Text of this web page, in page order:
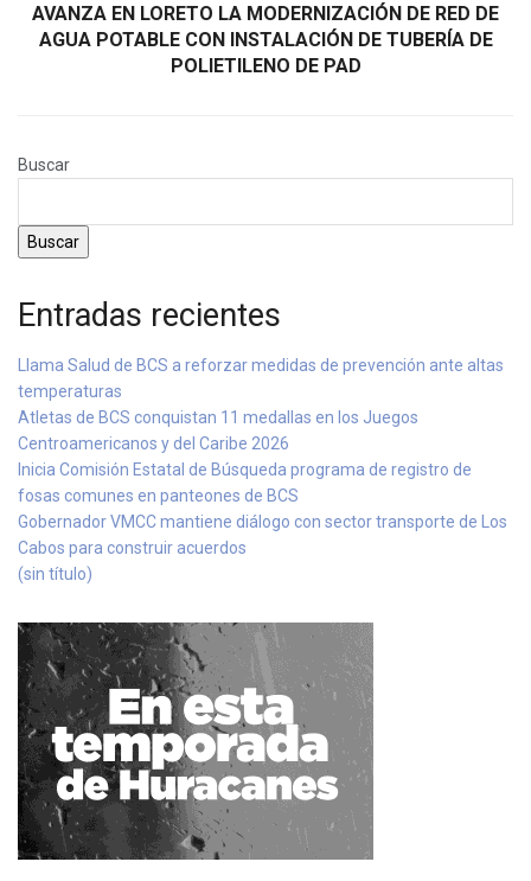
AVANZA EN LORETO LA MODERNIZACIÓN DE RED DE
AGUA POTABLE CON INSTALACIÓN DE TUBERÍA DE
POLIETILENO DE PAD
Buscar
Buscar
Entradas recientes
Llama Salud de BCS a reforzar medidas de prevención ante altas
temperaturas
Atletas de BCS conquistan 11 medallas en los Juegos
Centroamericanos y del Caribe 2026
Inicia Comisión Estatal de Búsqueda programa de registro de
fosas comunes en panteones de BCS
Gobernador VMCC mantiene diálogo con sector transporte de Los
Cabos para construir acuerdos
(sin título)